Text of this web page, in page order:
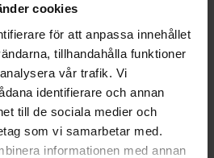
cookies
för att anpassa innehållet
tillhandahålla funktioner
vår trafik. Vi
identifierare och annan
till de sociala medier och
som vi samarbetar med.
informationen med annan